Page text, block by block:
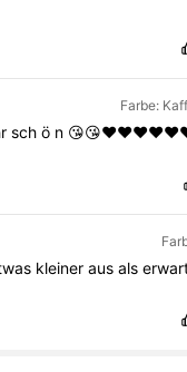
Farbe:
sch ö n
kleiner aus als